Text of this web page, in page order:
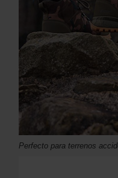
Perfecto para terrenos